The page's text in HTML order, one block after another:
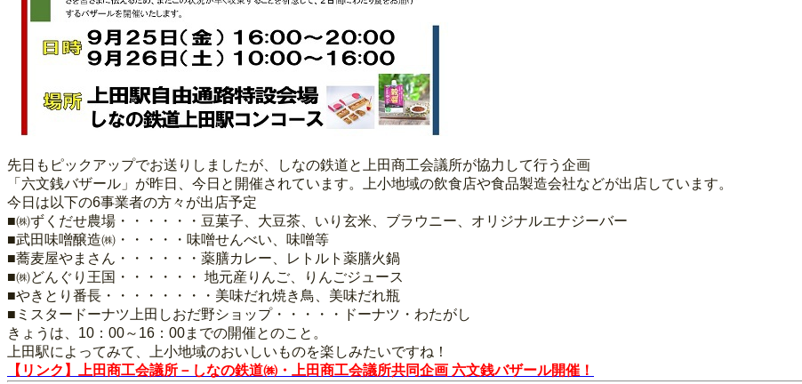
先日もピックアップでお送りしましたが、しなの鉄道と上田商工会議所が協力して行う企画
「六文銭バザール」が昨日、今日と開催されています。上小地域の飲食店や食品製造会社などが出店しています。
今日は以下の6事業者の方々が出店予定
■㈱ずくだせ農場・・・・・・豆菓子、大豆茶、いり玄米、ブラウニー、オリジナルエナジーバー
■武田味噌醸造㈱・・・・・味噌せんべい、味噌等
■蕎麦屋やまさん・・・・・・薬膳カレー、レトルト薬膳火鍋
■㈱どんぐり王国・・・・・・ 地元産りんご、りんごジュース
■やきとり番長・・・・・・・・美味だれ焼き鳥、美味だれ瓶
■ミスタードーナツ上田しおだ野ショップ・・・・・ドーナツ・わたがし
きょうは、10：00～16：00までの開催とのこと。
上田駅によってみて、上小地域のおいしいものを楽しみたいですね！
【リンク】上田商工会議所－しなの鉄道㈱・上田商工会議所共同企画 六文銭バザール開催！